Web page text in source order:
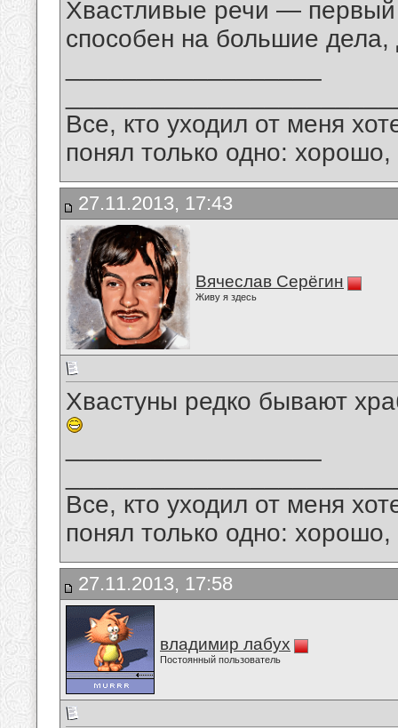
Хвастливые речи — первый
способен на большие дела,
Все, кто уходил от меня
понял только одно:
27.11.2013, 17:43
Вячеслав Серёгин
Живу я здесь
Хвастуны редко бывают
Все, кто уходил от меня
понял только одно:
27.11.2013, 17:58
владимир лабух
Постоянный пользователь